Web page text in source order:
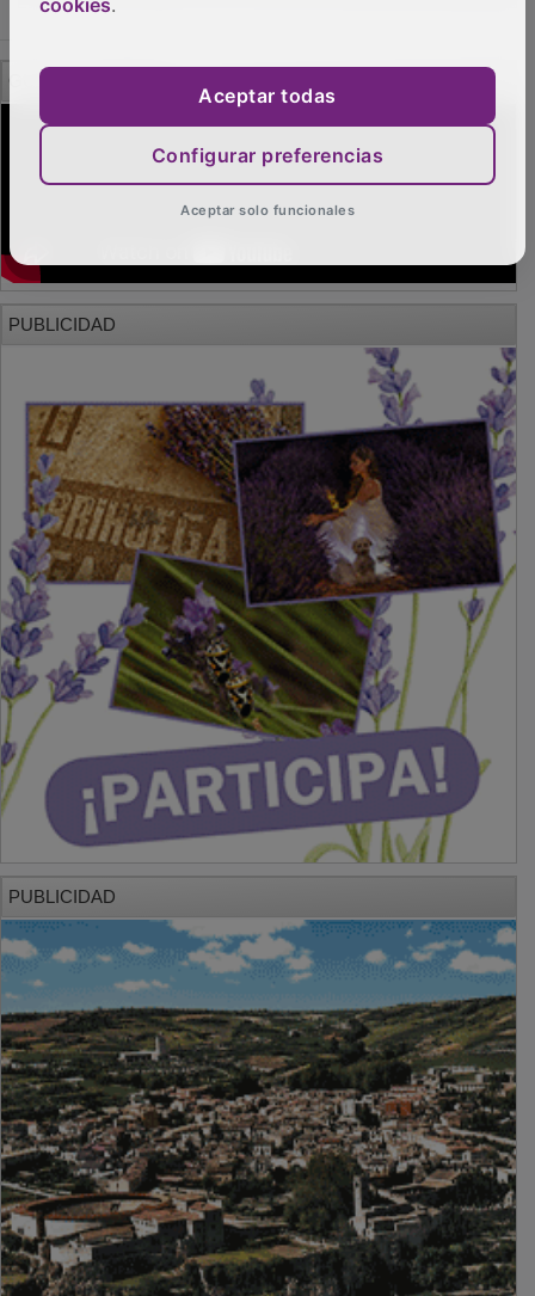
PUBLICIDAD
cookies.
Aceptar todas
Configurar preferencias
Aceptar solo funcionales